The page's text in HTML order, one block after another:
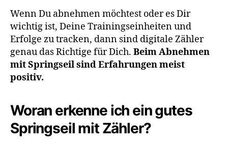
Wenn Du abnehmen möchtest oder es Dir
wichtig ist, Deine Trainingseinheiten und
Erfolge zu tracken, dann sind digitale Zähler
genau das Richtige für Dich. Beim Abnehmen
mit Springseil sind Erfahrungen meist
positiv.
Woran erkenne ich ein gutes
Springseil mit Zähler?